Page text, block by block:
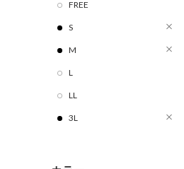
FREE
S
M
L
LL
3L